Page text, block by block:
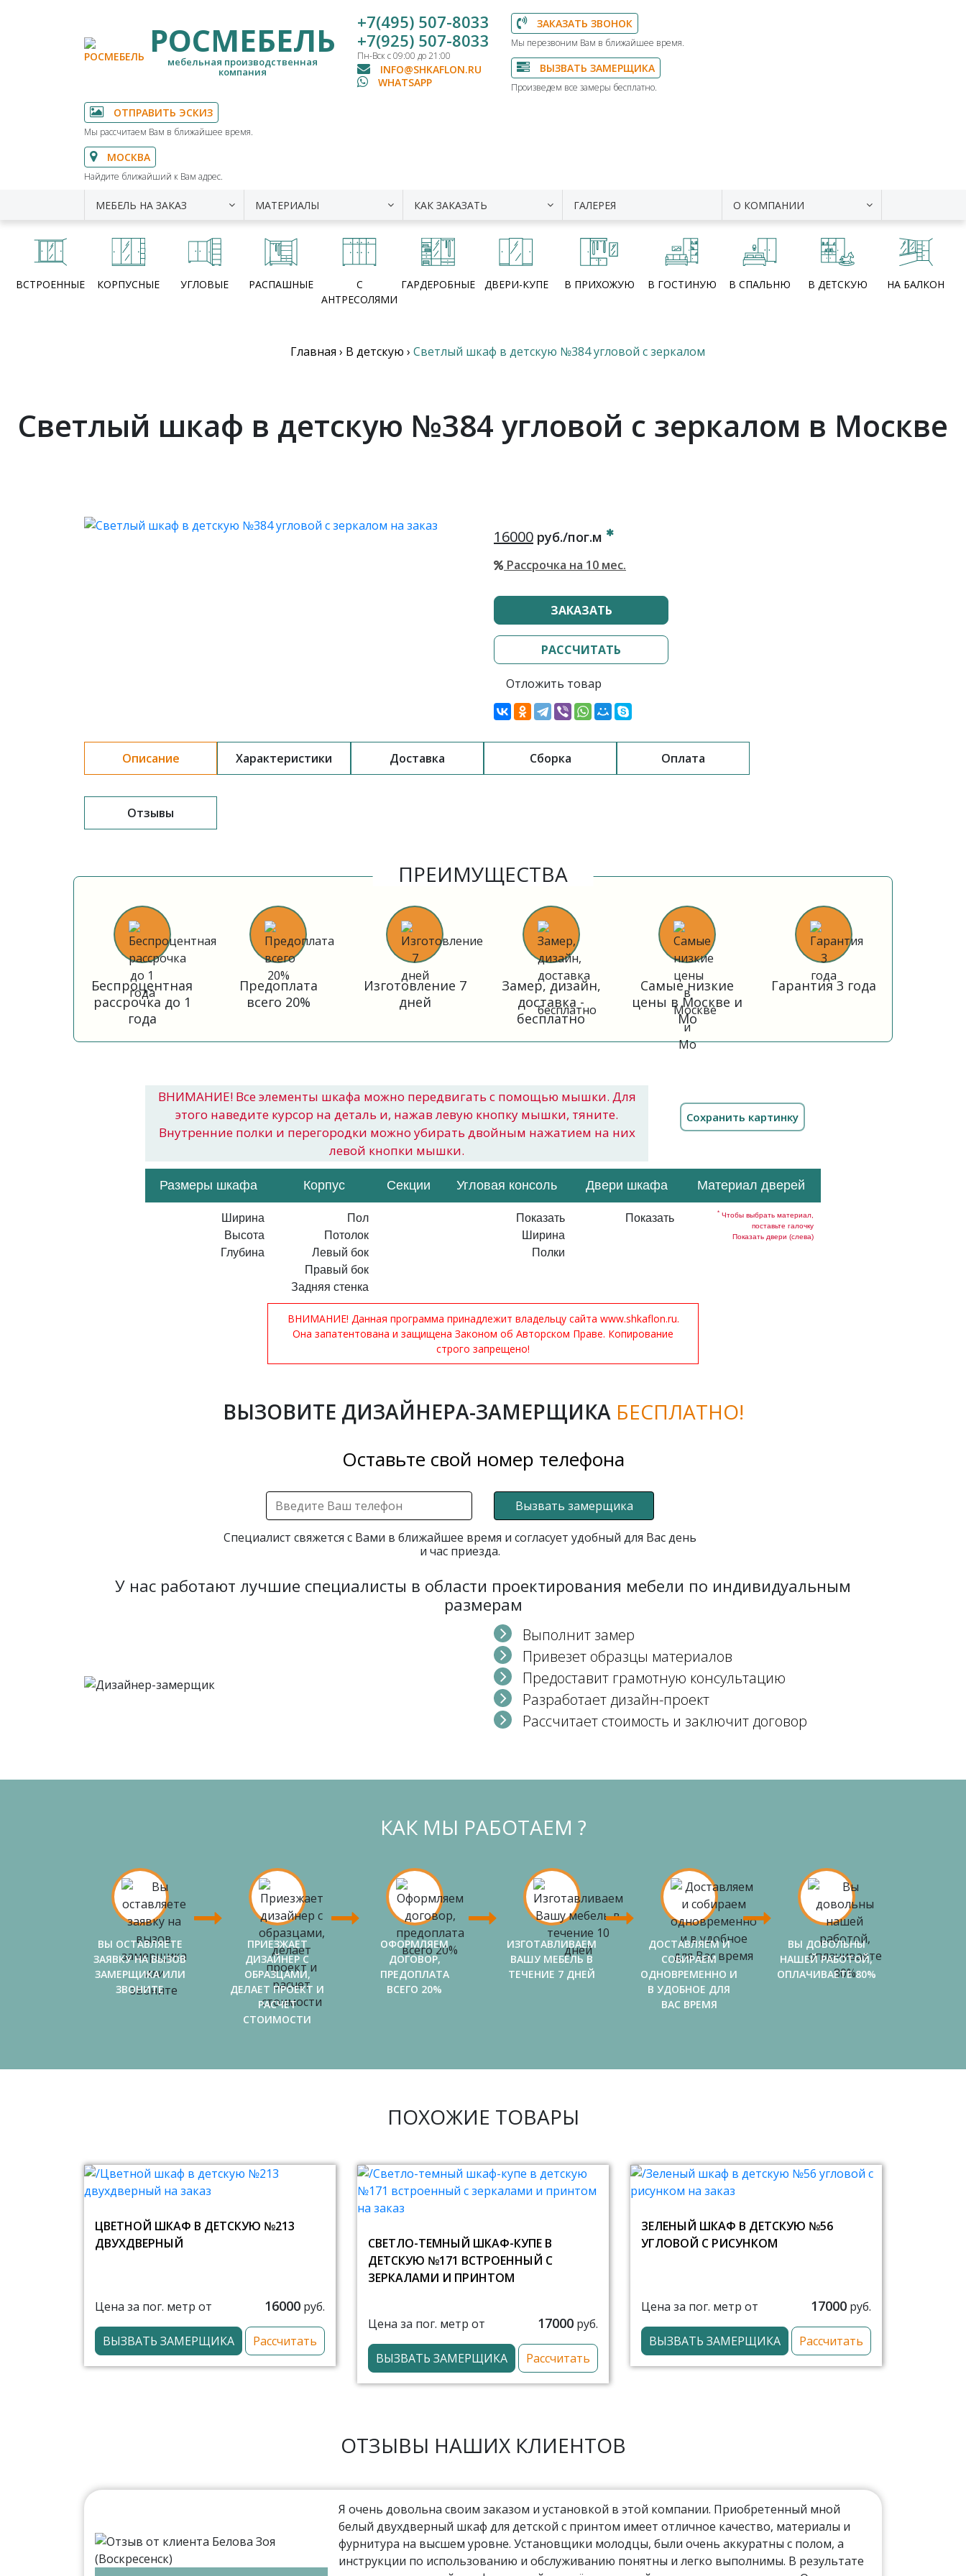
РОСМЕБЕЛЬ
мебельная производственная
компания
+7(495) 507-8033
+7(925) 507-8033
Пн-Вск с 09:00 до 21:00
INFO@SHKAFLON.RU
WHATSAPP
ЗАКАЗАТЬ ЗВОНОК
Мы перезвоним Вам в ближайшее время.
ВЫЗВАТЬ ЗАМЕРЩИКА
Произведем все замеры бесплатно.
ОТПРАВИТЬ ЭСКИЗ
Мы рассчитаем Вам в ближайшее время.
МОСКВА
Найдите ближайший к Вам адрес.
МЕБЕЛЬ НА ЗАКАЗ МАТЕРИАЛЫ КАК ЗАКАЗАТЬ ГАЛЕРЕЯ О КОМПАНИИ
ВСТРОЕННЫЕ КОРПУСНЫЕ УГЛОВЫЕ РАСПАШНЫЕ
С
АНТРЕСОЛЯМИ
ГАРДЕРОБНЫЕ ДВЕРИ-КУПЕ В ПРИХОЖУЮ В ГОСТИНУЮ В СПАЛЬНЮ В ДЕТСКУЮ НА БАЛКОН
Главная › В детскую › Светлый шкаф в детскую №384 угловой с зеркалом
Светлый шкаф в детскую №384 угловой с зеркалом в Москве
16000 руб./пог.м
Рассрочка на 10 мес.
ЗАКАЗАТЬ
РАССЧИТАТЬ
Отложить товар
Описание Характеристики Доставка Сборка Оплата
Отзывы
ПРЕИМУЩЕСТВА
Беспроцентная
рассрочка до 1
года
Предоплата
всего 20%
Изготовление 7
дней
Замер, дизайн,
доставка -
бесплатно
Самые низкие
цены в Москве и
Мо
Гарантия 3 года
ВНИМАНИЕ! Все элементы шкафа можно передвигать с помощью мышки. Для
этого наведите курсор на деталь и, нажав левую кнопку мышки, тяните.
Внутренние полки и перегородки можно убирать двойным нажатием на них
левой кнопки мышки.
Размеры шкафа Корпус Секции Угловая консоль Двери шкафа Материал дверей
Ширина
Высота
Глубина
Пол
Потолок
Левый бок
Правый бок
Задняя стенка
Показать
Ширина
Полки
Показать * Чтобы выбрать материал,
поставьте галочку
Показать двери (слева)
ВНИМАНИЕ! Данная программа принадлежит владельцу сайта www.shkaflon.ru.
Она запатентована и защищена Законом об Авторском Праве. Копирование
строго запрещено!
ВЫЗОВИТЕ ДИЗАЙНЕРА-ЗАМЕРЩИКА БЕСПЛАТНО!
Оставьте свой номер телефона
Вызвать замерщика
Специалист свяжется с Вами в ближайшее время и согласует удобный для Вас день
и час приезда.
У нас работают лучшие специалисты в области проектирования мебели по индивидуальным
размерам
Выполнит замер
Привезет образцы материалов
Предоставит грамотную консультацию
Разработает дизайн-проект
Рассчитает стоимость и заключит договор
КАК МЫ РАБОТАЕМ ?
ВЫ ОСТАВЛЯЕТЕ
ЗАЯВКУ НА ВЫЗОВ
ЗАМЕРЩИКА ИЛИ
ЗВОНИТЕ
ПРИЕЗЖАЕТ
ДИЗАЙНЕР С
ОБРАЗЦАМИ,
ДЕЛАЕТ ПРОЕКТ И
РАСЧЕТ
СТОИМОСТИ
ОФОРМЛЯЕМ
ДОГОВОР,
ПРЕДОПЛАТА
ВСЕГО 20%
ИЗГОТАВЛИВАЕМ
ВАШУ МЕБЕЛЬ В
ТЕЧЕНИЕ 7 ДНЕЙ
ДОСТАВЛЯЕМ И
СОБИРАЕМ
ОДНОВРЕМЕННО И
В УДОБНОЕ ДЛЯ
ВАС ВРЕМЯ
ВЫ ДОВОЛЬНЫ
НАШЕЙ РАБОТОЙ,
ОПЛАЧИВАЕТЕ 80%
ПОХОЖИЕ ТОВАРЫ
ЦВЕТНОЙ ШКАФ В ДЕТСКУЮ №213
ДВУХДВЕРНЫЙ
Цена за пог. метр от 16000 руб.
ВЫЗВАТЬ ЗАМЕРЩИКА Рассчитать
СВЕТЛО-ТЕМНЫЙ ШКАФ-КУПЕ В
ДЕТСКУЮ №171 ВСТРОЕННЫЙ С
ЗЕРКАЛАМИ И ПРИНТОМ
Цена за пог. метр от 17000 руб.
ВЫЗВАТЬ ЗАМЕРЩИКА Рассчитать
ЗЕЛЕНЫЙ ШКАФ В ДЕТСКУЮ №56
УГЛОВОЙ С РИСУНКОМ
Цена за пог. метр от 17000 руб.
ВЫЗВАТЬ ЗАМЕРЩИКА Рассчитать
ОТЗЫВЫ НАШИХ КЛИЕНТОВ
Я очень довольна своим заказом и установкой в этой компании. Приобретенный мной
белый двухдверный шкаф для детской с принтом имеет отличное качество, материалы и
фурнитура на высшем уровне. Установщики молодцы, были очень аккуратны с полом, а
инструкции по использованию и обслуживанию понятны и легко выполнимы. В результате